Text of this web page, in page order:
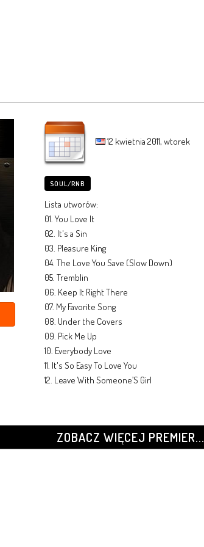
12 kwietnia 2011, wtorek
SOUL/RNB
Lista utworów:
01. You Love It
02. It's a Sin
03. Pleasure King
04. The Love You Save (Slow Down)
05. Tremblin
06. Keep It Right There
07. My Favorite Song
08. Under the Covers
09. Pick Me Up
10. Everybody Love
11. It's So Easy To Love You
12. Leave With Someone’S Girl
ZOBACZ WIĘCEJ PREMIER...